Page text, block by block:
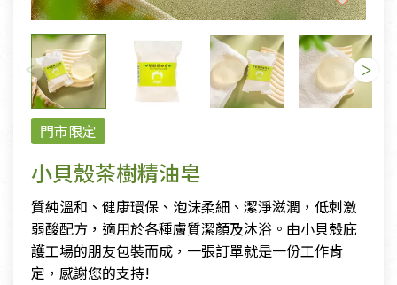
門市限定
小貝殼茶樹精油皂
質純溫和、健康環保、泡沫柔細、潔淨滋潤，低刺激
弱酸配方，適用於各種膚質潔顏及沐浴。由小貝殼庇
護工場的朋友包裝而成，一張訂單就是一份工作肯
定，感謝您的支持!